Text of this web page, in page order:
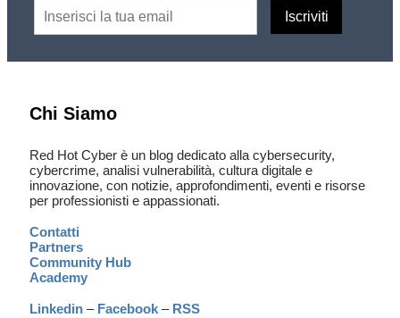
Chi Siamo
Red Hot Cyber è un blog dedicato alla cybersecurity,
cybercrime, analisi vulnerabilità, cultura digitale e
innovazione, con notizie, approfondimenti, eventi e risorse
per professionisti e appassionati.
Contatti
Partners
Community Hub
Academy
Linkedin – Facebook – RSS